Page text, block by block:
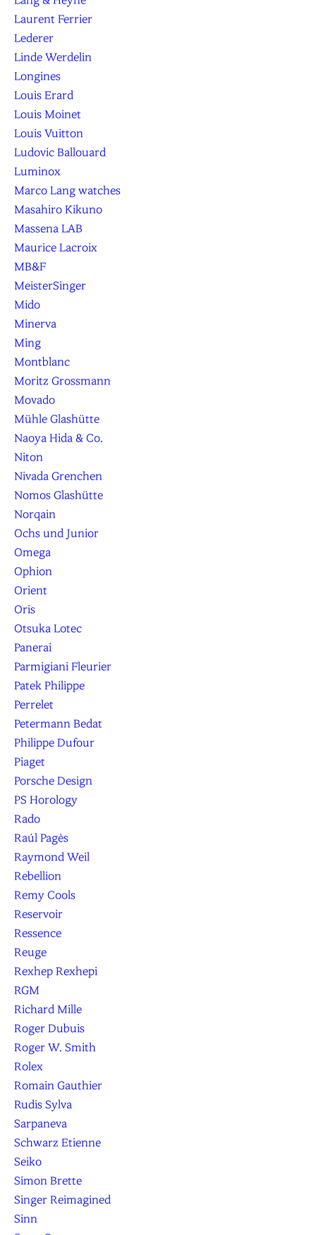
Laurent Ferrier
Lederer
Linde Werdelin
Longines
Louis Erard
Louis Moinet
Louis Vuitton
Ludovic Ballouard
Luminox
Marco Lang watches
Masahiro Kikuno
Massena LAB
Maurice Lacroix
MB&F
MeisterSinger
Mido
Minerva
Ming
Montblanc
Moritz Grossmann
Movado
Mühle Glashütte
Naoya Hida & Co.
Niton
Nivada Grenchen
Nomos Glashütte
Norqain
Ochs und Junior
Omega
Ophion
Orient
Oris
Otsuka Lotec
Panerai
Parmigiani Fleurier
Patek Philippe
Perrelet
Petermann Bedat
Philippe Dufour
Piaget
Porsche Design
PS Horology
Rado
Raúl Pagès
Raymond Weil
Rebellion
Remy Cools
Reservoir
Ressence
Reuge
Rexhep Rexhepi
RGM
Richard Mille
Roger Dubuis
Roger W. Smith
Rolex
Romain Gauthier
Rudis Sylva
Sarpaneva
Schwarz Etienne
Seiko
Simon Brette
Singer Reimagined
Sinn